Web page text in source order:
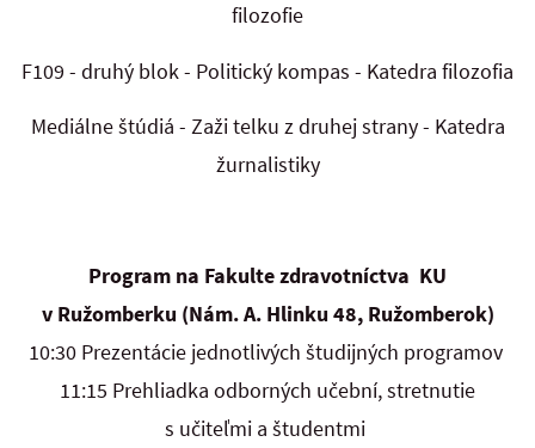
filozofie
F109 - druhý blok - Politický kompas - Katedra filozofia
Mediálne štúdiá - Zaži telku z druhej strany - Katedra
žurnalistiky
Program na Fakulte zdravotníctva KU
v Ružomberku (Nám. A. Hlinku 48, Ružomberok)
10:30 Prezentácie jednotlivých študijných programov
11:15 Prehliadka odborných učební, stretnutie
s učiteľmi a študentmi